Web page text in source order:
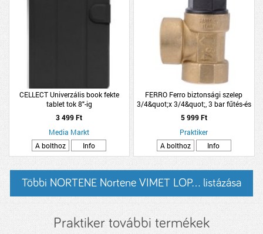
CELLECT Univerzális book fekte
tablet tok 8"-ig
3 499 Ft
Media Markt
A bolthoz
Info
FERRO Ferro biztonsági szelep
3/4&quot;x 3/4&quot;, 3 bar fűtés-és
melegvíz rendszerhez
5 999 Ft
Praktiker
A bolthoz
Info
Többi NORTENE Nortene VIMET LOP... listázása
Praktiker további termékek